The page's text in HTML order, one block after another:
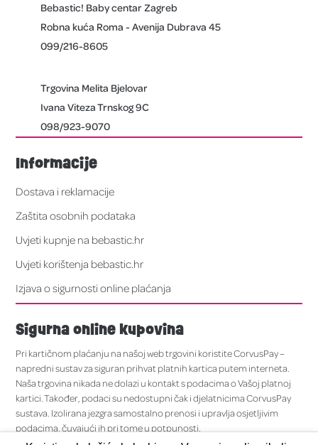
Bebastic! Baby centar Zagreb
Robna kuća Roma - Avenija Dubrava 45
099/216-8605
Trgovina Melita Bjelovar
Ivana Viteza Trnskog 9C
098/923-9070
Informacije
Dostava i reklamacije
Zaštita osobnih podataka
Uvjeti kupnje na bebastic.hr
Uvjeti korištenja bebastic.hr
Izjava o sigurnosti online plaćanja
Sigurna online kupovina
Pri kartičnom plaćanju na našoj web trgovini koristite CorvusPay –
napredni sustav za siguran prihvat platnih kartica putem interneta.
Naša trgovina nikada ne dolazi u kontakt s podacima o Vašoj platnoj
kartici. Također, podaci su nedostupni čak i djelatnicima CorvusPay
sustava. Izolirana jezgra samostalno prenosi i upravlja osjetljivim
podacima, čuvajući ih pri tome u potpunosti.